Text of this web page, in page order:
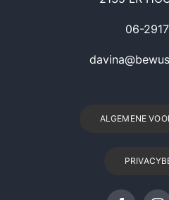
06-
ALGEMENE